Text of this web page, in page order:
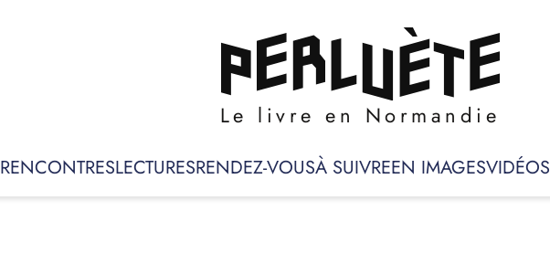
Le livre en Normandie
RENCONTRESLECTURESRENDEZ-VOUSÀ SUIVREEN IMAGESVIDÉOS